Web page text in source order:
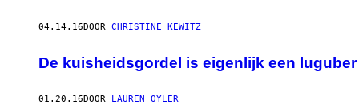
04.14.16DOOR CHRISTINE KEWITZ
De kuisheidsgordel is eigenlijk een
01.20.16DOOR LAUREN OYLER